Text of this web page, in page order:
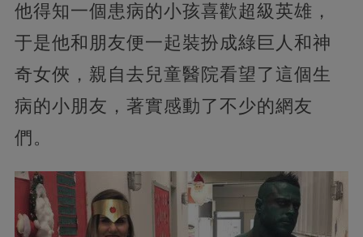
他得知一個患病的小孩喜歡超級英雄，
于是他和朋友便一起裝扮成綠巨人和神
奇女俠，親自去兒童醫院看望了這個生
病的小朋友，著實感動了不少的網友
們。